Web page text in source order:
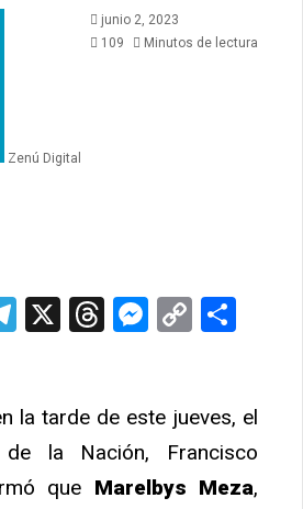
Zenú Digital
junio 2, 2023
109
Minutos de lectura
Telegram
X ThreadsCopy
la tarde de este jueves, el
la Nación, Francisco
que Marelbys Meza,